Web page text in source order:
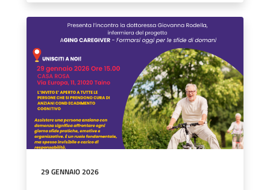
29 GENNAIO 2026